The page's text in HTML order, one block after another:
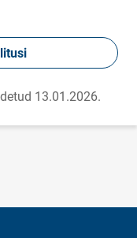
13.01.2026.